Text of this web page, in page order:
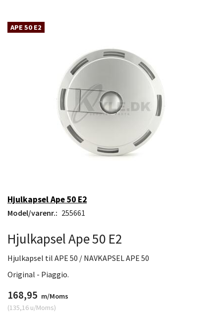
APE 50 E2
Hjulkapsel Ape 50 E2
Model/varenr.: 255661
Hjulkapsel Ape 50 E2
Hjulkapsel til APE 50 / NAVKAPSEL APE 50
Original - Piaggio.
168,95 m/Moms
(135,16 u/Moms)